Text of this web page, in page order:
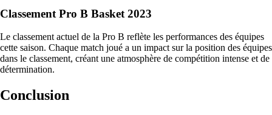
Classement Pro B Basket 2023
Le classement actuel de la Pro B reflète les performances des équipes
cette saison. Chaque match joué a un impact sur la position des équipes
dans le classement, créant une atmosphère de compétition intense et de
détermination.
Conclusion